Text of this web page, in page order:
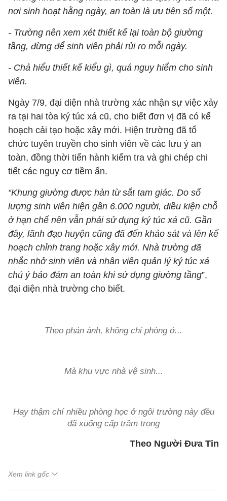
nơi sinh hoạt hằng ngày, an toàn là ưu tiên số một.
- Trường nên xem xét thiết kế lại toàn bộ giường
tầng, đừng để sinh viên phải rủi ro mỗi ngày.
- Chả hiểu thiết kế kiểu gì, quá nguy hiểm cho sinh
viên.
Ngày 7/9, đại diện nhà trường xác nhận sự việc xảy
ra tại hai tòa ký túc xá cũ, cho biết đơn vị đã có kế
hoạch cải tạo hoặc xây mới. Hiện trường đã tổ
chức tuyên truyền cho sinh viên về các lưu ý an
toàn, đồng thời tiến hành kiểm tra và ghi chép chi
tiết các nguy cơ tiềm ẩn.
“Khung giường được hàn từ sắt tam giác. Do số
lượng sinh viên hiện gần 6.000 người, điều kiện chỗ
ở hạn chế nên vẫn phải sử dụng ký túc xá cũ. Gần
đây, lãnh đạo huyện cũng đã đến khảo sát và lên kế
hoạch chỉnh trang hoặc xây mới. Nhà trường đã
nhắc nhở sinh viên và nhân viên quản lý ký túc xá
chú ý bảo đảm an toàn khi sử dụng giường tầng”,
đại diện nhà trường cho biết.
Theo phản ánh, không chỉ phòng ở...
Mà khu vực nhà vệ sinh...
Hay thậm chí nhiều phòng học ở ngôi trường này đều
đã xuống cấp trầm trọng
Theo Người Đưa Tin
Xem link gốc